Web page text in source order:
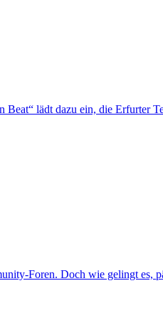
Beat“ lädt dazu ein, die Erfurter
Foren. Doch wie gelingt es,